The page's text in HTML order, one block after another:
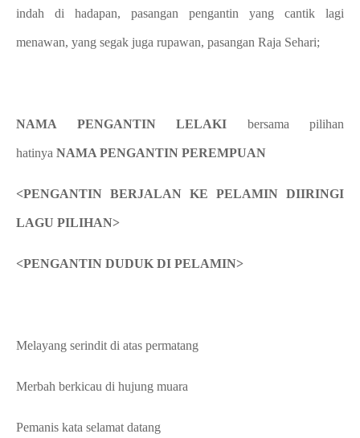
indah di hadapan, pasangan pengantin yang cantik lagi
menawan, yang segak juga rupawan, pasangan Raja Sehari;
NAMA PENGANTIN LELAKI bersama pilihan
hatinya NAMA PENGANTIN PEREMPUAN
<PENGANTIN BERJALAN KE PELAMIN DIIRINGI
LAGU PILIHAN>
<PENGANTIN DUDUK DI PELAMIN>
Melayang serindit di atas permatang
Merbah berkicau di hujung muara
Pemanis kata selamat datang